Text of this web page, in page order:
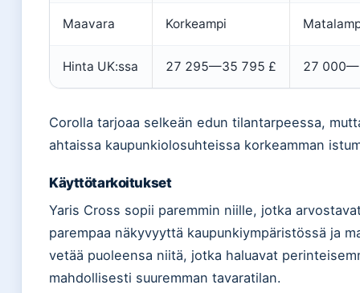
Maavara Korkeampi
Hinta UK:ssa 27 295—35 795 £ 27
Corolla tarjoaa selkeän edun tilantarpeessa,
ahtaissa kaupunkiolosuhteissa korkeamman
Käyttötarkoitukset
Yaris Cross sopii paremmin niille, jotka
parempaa näkyvyyttä kaupunkiympäristössä ja
vetää puoleensa niitä, jotka haluavat
mahdollisesti suuremman tavaratilan.